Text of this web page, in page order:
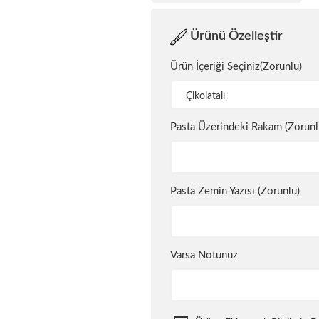
Ürünü Özelleştir
Ürün İçeriği Seçiniz(Zorunlu)
Çikolatalı
Pasta Üzerindeki Rakam
Pasta Zemin Yazısı (Zorunlu)
Varsa Notunuz